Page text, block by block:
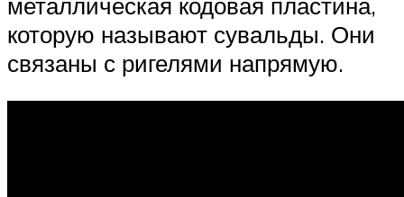
которую называют сувальды. Они
связаны с ригелями напрямую.